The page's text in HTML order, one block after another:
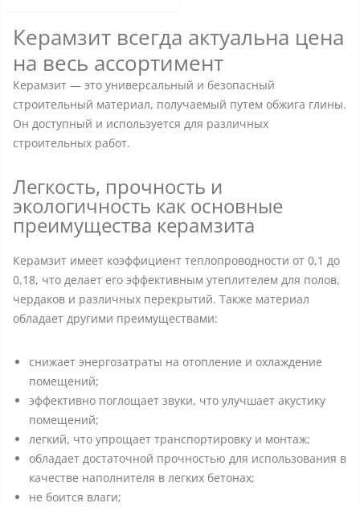
Керамзит всегда актуальна цена
на весь ассортимент
Керамзит — это универсальный и безопасный
строительный материал, получаемый путем обжига глины.
Он доступный и используется для различных
строительных работ.
Легкость, прочность и
экологичность как основные
преимущества керамзита
Керамзит имеет коэффициент теплопроводности от 0,1 до
0,18, что делает его эффективным утеплителем для полов,
чердаков и различных перекрытий. Также материал
обладает другими преимуществами:
снижает энергозатраты на отопление и охлаждение
помещений;
эффективно поглощает звуки, что улучшает акустику
помещений;
легкий, что упрощает транспортировку и монтаж;
обладает достаточной прочностью для использования в
качестве наполнителя в легких бетонах;
не боится влаги;